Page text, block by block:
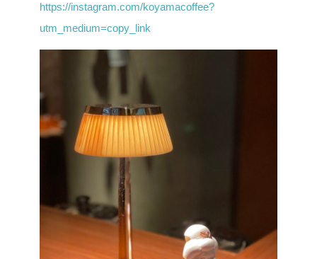
https://instagram.com/koyamacoffee?
utm_medium=copy_link